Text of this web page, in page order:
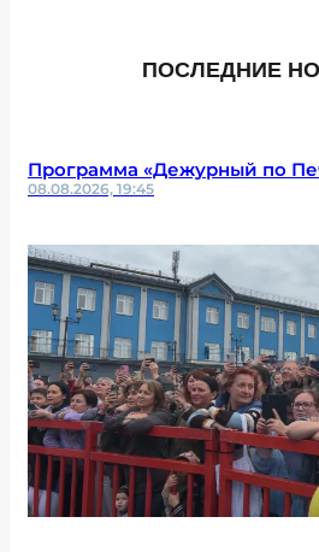
ПОСЛЕДНИЕ
Программа «Дежурный по
08.08.2026, 19:45